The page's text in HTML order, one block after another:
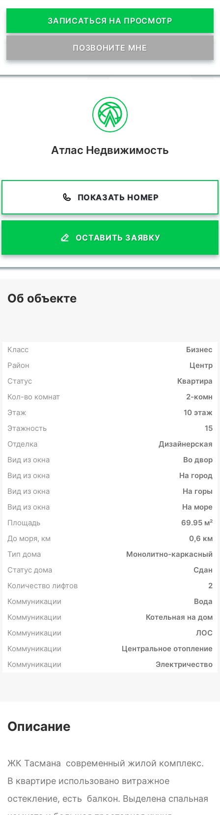
ЗАПИСАТЬСЯ НА ПРОСМОТР
ПОЗВОНИТЕ МНЕ
Атлас Недвижимость
ПОКАЗАТЬ НОМЕР
ОСТАВИТЬ ЗАЯВКУ
Об объекте
Класс
Бизнес
Район
Центр
Статус
Квартира
Кол-во комнат
2-комн
Этаж
10 этаж
Этажность
15
Отделка
Дизайнерская
Вид из окна
Во двор
Вид из окна
На город
Вид из окна
На горы
Вид из окна
На море
Площадь
69.95 м²
До моря, км
0,6 км
Тип дома
Монолитно-каркасный
Статус дома
Сдан
Количество лифтов
2
Коммуникации
Вода
Коммуникации
Котельная на дом
Коммуникации
ЛОС
Коммуникации
Центральное отопление
Коммуникации
Электричество
Описание
ЖК Тасмана современный жилой комплекс.
В квартире использовано витражное
остекление, есть балкон. Выделена спальная